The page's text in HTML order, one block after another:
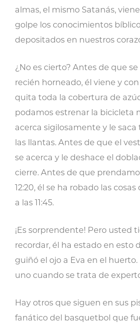
almas, el mismo Satanás,
golpe los conocimientos
depositados en nuestros
¿No es cierto? Antes de que
recién horneado, él viene y
quita toda la cobertura de
podamos estrenar la bicicleta
acerca sigilosamente y le saca
las llantas. Antes de que el
se acerca y le deshace el
cierre. Antes de que
12:20, él se ha robado las
a las 11:45.
¡Es sorprendente! Pero usted
recordar, él ha estado en esto
guiñó el ojo a Eva en el
uno cuando se trata de
Hay otros que siguen en sus
fanático del basquetbol que